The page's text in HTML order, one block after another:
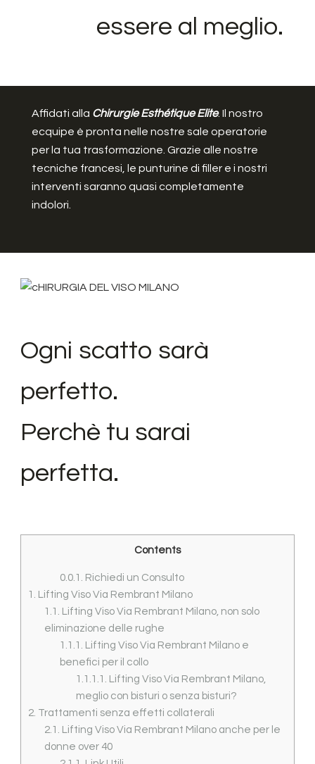
essere al meglio.
Affidati alla Chirurgie Esthétique Elite. Il nostro
ecquipe è pronta nelle nostre sale operatorie
per la tua trasformazione. Grazie alle nostre
tecniche francesi, le punturine di filler e i nostri
interventi saranno quasi completamente
indolori.
Ogni scatto sarà
perfetto.
Perchè tu sarai
perfetta.
Contents
0.0.1.
Richiedi un Consulto
1.
Lifting Viso Via Rembrant Milano
1.1.
Lifting Viso Via Rembrant Milano, non solo
eliminazione delle rughe
1.1.1.
Lifting Viso Via Rembrant Milano e
benefici per il collo
1.1.1.1.
Lifting Viso Via Rembrant Milano,
meglio con bisturi o senza bisturi?
2. Trattamenti senza effetti collaterali
2.1.
Lifting Viso Via Rembrant Milano anche per le
donne over 40